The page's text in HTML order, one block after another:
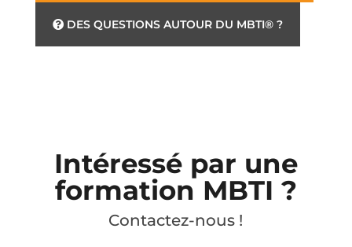
DES QUESTIONS AUTOUR DU MBTI® ?
Intéressé par une
formation MBTI ?
Contactez-nous !